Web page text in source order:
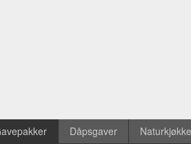
Dåpsgaver